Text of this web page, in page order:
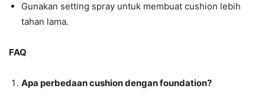
Gunakan setting spray untuk membuat cushion lebih
tahan lama.
FAQ
Apa perbedaan cushion dengan foundation?